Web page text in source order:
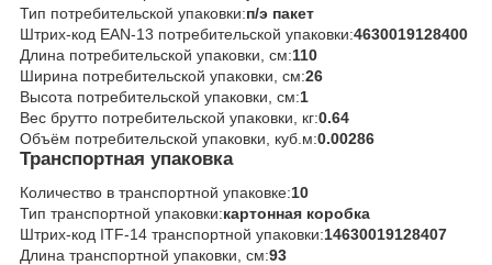
Тип потребительской упаковки:п/э пакет
Штрих-код EAN-13 потребительской упаковки:4630019128400
Длина потребительской упаковки, см:110
Ширина потребительской упаковки, см:26
Высота потребительской упаковки, см:1
Вес брутто потребительской упаковки, кг:0.64
Объём потребительской упаковки, куб.м:0.00286
Транспортная упаковка
Количество в транспортной упаковке:10
Тип транспортной упаковки:картонная коробка
Штрих-код ITF-14 транспортной упаковки:14630019128407
Длина транспортной упаковки, см:93